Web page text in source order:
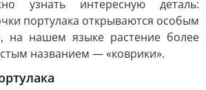
узнать интересную деталь:
портулака открываются особым
на нашем языке растение более
названием — «коврики».